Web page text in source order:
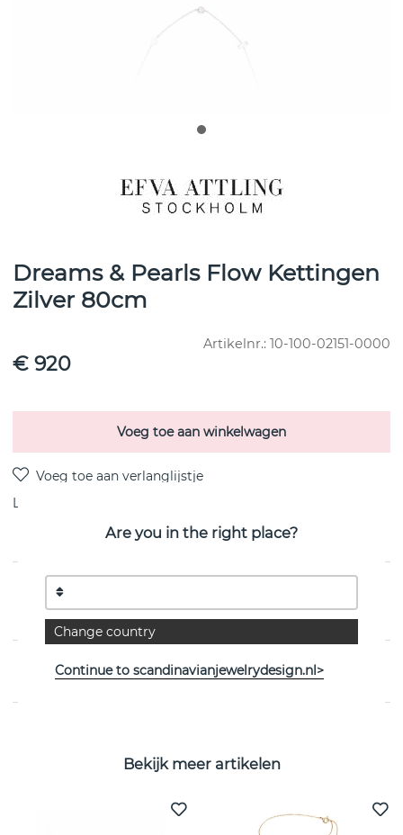
Dreams & Pearls Flow Kettingen
Zilver 80cm
Artikelnr.: 10-100-02151-0000
€ 920
Voeg toe aan winkelwagen
Levering:
PRODUCTOMSCHRIJVING
van het Zweedse Efva Attling
EIGENSCHAPPEN
Bekijk meer artikelen
Are you in the right place?
Change country
Continue to scandinavianjewelrydesign.nl>